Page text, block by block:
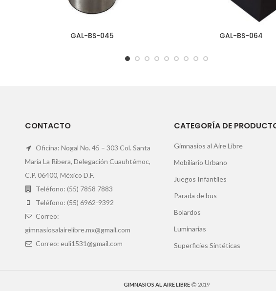
GAL-BS-045 GAL-BS-064
CONTACTO
Oficina: Nogal No. 45 – 303 Col. Santa
María La Ribera, Delegación Cuauhtémoc,
C.P. 06400, México D.F.
Teléfono: (55) 7858 7883
Teléfono: (55) 6962-9392
Correo:
gimnasiosalairelibre.mx@gmail.com
Correo: euli1531@gmail.com
CATEGORÍA DE
Gimnasios al Aire Libre
Mobiliario Urbano
Juegos Infantiles
Parada de bus
Bolardos
Luminarias
Superficies Sintéticas
GIMNASIOS AL AIRE LIBRE 2019